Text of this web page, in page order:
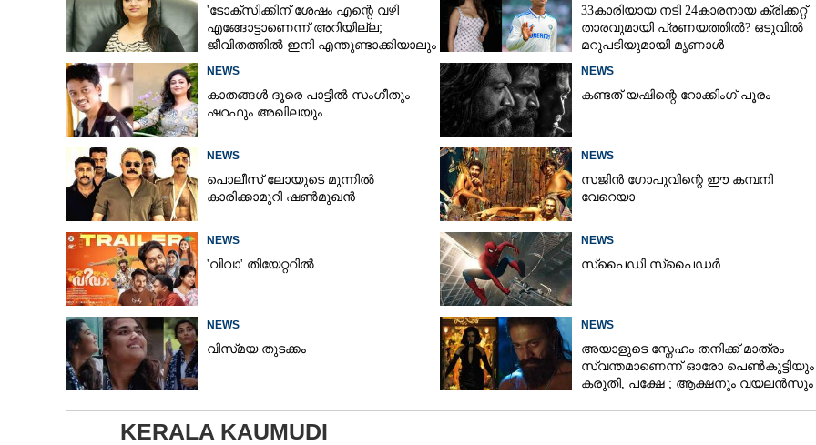
'ടോക്സിക്കിന് ശേഷം എന്റെ വഴി
എങ്ങോട്ടാണെന്ന് അറിയില്ല;
ജീവിതത്തിൽ ഇനി എന്തുണ്ടാക്കിയാലും
33കാരിയായ നടി 24കാരനായ ക്രിക്കറ്റ്
താരവുമായി പ്രണയത്തിൽ? ഒടുവിൽ
മറുപടിയുമായി മൃണാൾ
NEWS
കാതങ്ങൾ ദൂരെ പാട്ടിൽ സംഗീതും
ഷറഫും അഖിലയും
NEWS
കണ്ടത് യഷിന്റെ റോക്കിംഗ് പൂരം
NEWS
പൊലീസ് ലോയുടെ മുന്നിൽ
കാരിക്കാമുറി ഷൺമുഖൻ
NEWS
സജിൻ ഗോപുവിന്റെ ഈ കമ്പനി
വേറെയാ
NEWS
'വിവാ' തിയേറ്ററിൽ
NEWS
സ്‌പൈ‌ഡി സ്‌പൈ‌ഡർ
NEWS
വിസ്‌മയ തുടക്കം
NEWS
അയാളുടെ സ്നേഹം തനിക്ക് മാത്രം
സ്വന്തമാണെന്ന് ഓരോ പെൺകുട്ടിയും
കരുതി,​ പക്ഷേ ; ആക്ഷനും വയലൻസും
KERALA KAUMUDI